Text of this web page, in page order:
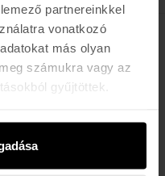
partnereinkkel
vonatkozó
más olyan
számukra vagy az
gyűjtöttek.
A 17 / B
- 19:00
(ÚJ)
- 19:00